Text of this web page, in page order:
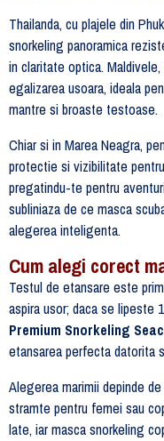
Thailanda, cu plajele din
snorkeling panoramica
in claritate optica.
egalizarea usoara, ideala
mantre si broaste testoase.
Chiar si in Marea Neagra,
protectie si vizibilitate
pregatindu-te pentru
subliniaza de ce masca
alegerea inteligenta.
Cum alegi corect
Testul de etansare este
aspira usor; daca se lipeste
Premium Snorkeling
etansarea perfecta datorita
Alegerea marimii depinde
stramte pentru femei sau
late, iar masca snorkeling